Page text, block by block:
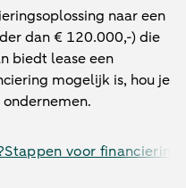
naar een
dan€ 120.000,-) die
biedt lease een
mogelijk is, hou je
Stappen voor financiering